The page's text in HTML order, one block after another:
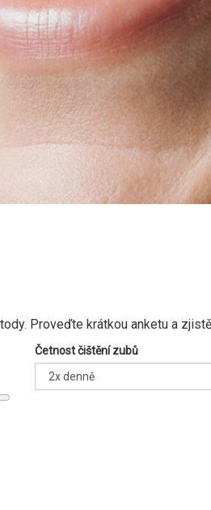
Proveďte krátkou anketu a
Četnost čištění zubů